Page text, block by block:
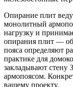
Опирание плит
монолитный
нагрузку и
опирания плит —
пояса определяют
практике для
закладывают стену
армопоясом.
вашему проекту.